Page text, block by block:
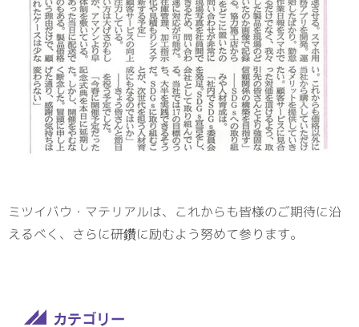
ミツイバウ・マテリアルは、これからも皆様のご期待に沿
えるべく、さらに研鑽に励むよう努めて参ります。